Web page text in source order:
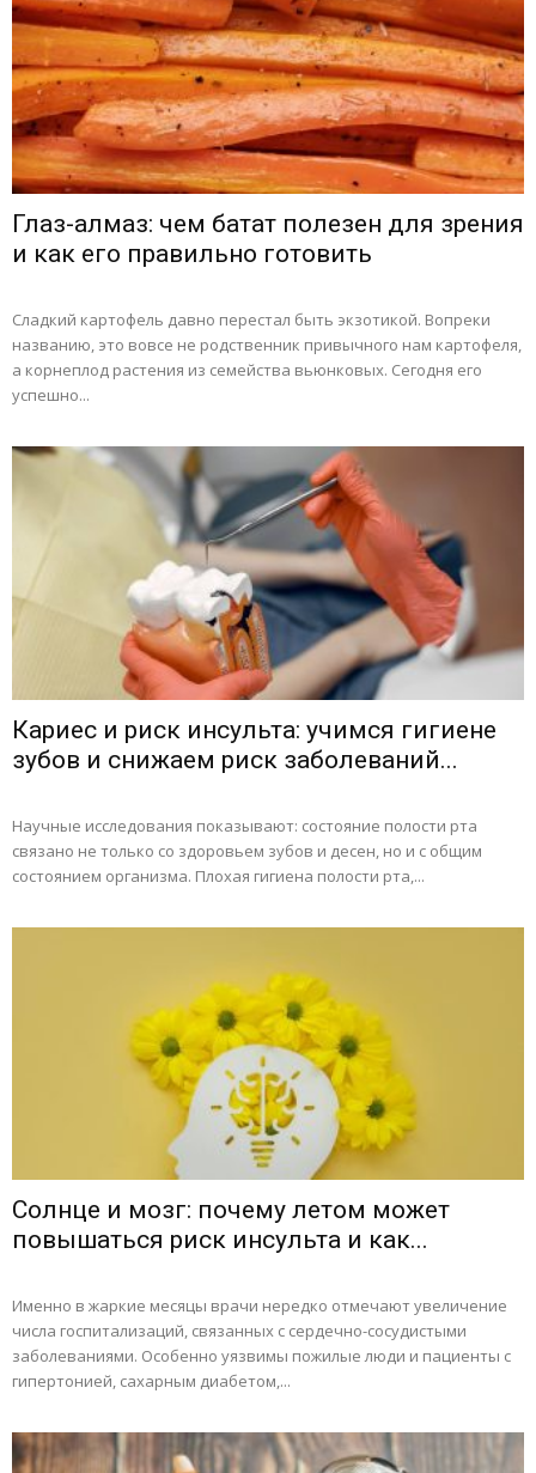
Глаз-алмаз: чем батат полезен для зрения
и как его правильно готовить
Сладкий картофель давно перестал быть экзотикой. Вопреки
названию, это вовсе не родственник привычного нам картофеля,
а корнеплод растения из семейства вьюнковых. Сегодня его
успешно...
Кариес и риск инсульта: учимся гигиене
зубов и снижаем риск заболеваний...
Научные исследования показывают: состояние полости рта
связано не только со здоровьем зубов и десен, но и с общим
состоянием организма. Плохая гигиена полости рта,...
Солнце и мозг: почему летом может
повышаться риск инсульта и как...
Именно в жаркие месяцы врачи нередко отмечают увеличение
числа госпитализаций, связанных с сердечно-сосудистыми
заболеваниями. Особенно уязвимы пожилые люди и пациенты с
гипертонией, сахарным диабетом,...